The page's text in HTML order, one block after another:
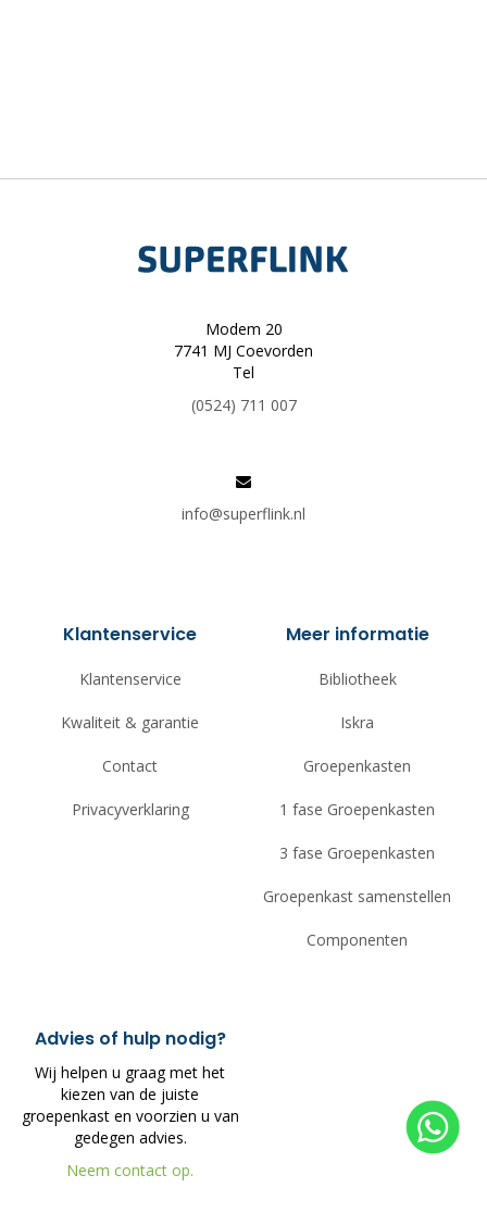
Modem 20
7741 MJ Coevorden
Tel
(0524) 711 007
info@superflink.nl
Klantenservice
Klantenservice
Kwaliteit & garantie
Contact
Privacyverklaring
Meer informatie
Bibliotheek
Iskra
Groepenkasten
1 fase Groepenkasten
3 fase Groepenkasten
Groepenkast samenstellen
Componenten
Advies of hulp nodig?
Wij helpen u graag met het
kiezen van de juiste
groepenkast en voorzien u van
gedegen advies.
Neem contact op.